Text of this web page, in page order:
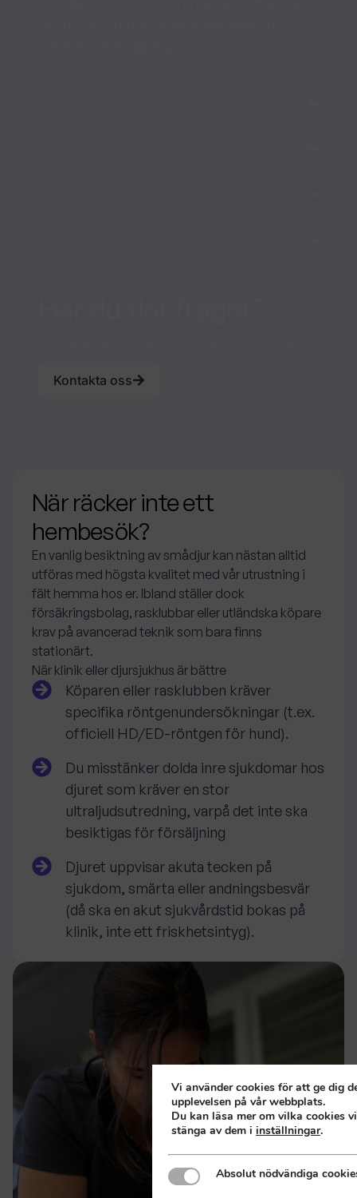
Kontakta oss
När räcker inte ett
hembesök?
En vanlig besiktning av smådjur kan nästan alltid
utföras med högsta kvalitet med vår utrustning i
fält hemma hos er. Ibland ställer dock
försäkringsbolag, rasklubbar eller utländska köpare
krav på avancerad teknik som bara finns
stationärt.
När klinik eller djursjukhus är bättre
Köparen eller rasklubben kräver
specifika röntgenundersökningar (t.ex.
officiell HD/ED-röntgen för hund).
Du misstänker dolda inre sjukdomar hos
djuret som kräver en stor
ultraljudsutredning, varpå det inte ska
besiktigas för försäljning
Djuret uppvisar akuta tecken på
sjukdom, smärta eller andningsbesvär
(då ska en akut sjukvårdstid bokas på
klinik, inte ett friskhetsintyg).
Vi använder cookies för att ge dig
upplevelsen på vår webbplats.
Du kan läsa mer om vilka cookies
stänga av dem i inställningar.
Absolut nödvändiga cookies
Absolut nödvändiga